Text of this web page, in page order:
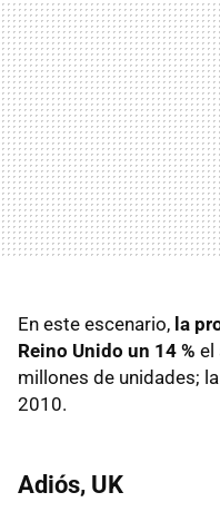
En este escenario, la
Reino Unido un 14 % el
millones de unidades;
2010.
Adiós, UK